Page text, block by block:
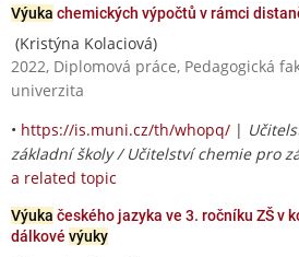
Výuka chemických výpočtů v rámci
(Kristýna Kolaciová)
2022, Diplomová práce, Pedagogická
univerzita
• https://is.muni.cz/th/whopq/ |
základní školy / Učitelství chemie pro
a related topic
Výuka českého jazyka ve 3. ročníku ZŠ v
dálkové výuky